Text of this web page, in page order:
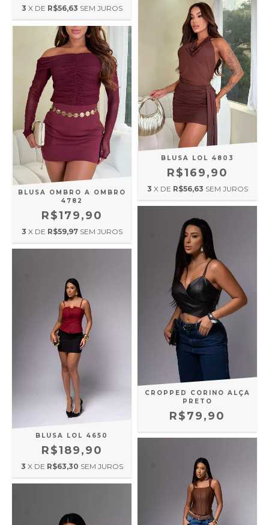
3 X DE R$56,63 SEM JUROS
BLUSA OMBRO A OMBRO
4782
R$179,90
3 X DE R$59,97 SEM JUROS
BLUSA LOL 4803
R$169,90
3 X DE R$56,63 SEM JUROS
BLUSA LOL 4650
R$189,90
3 X DE R$63,30 SEM JUROS
CROPPED CORINO ALÇA
PRETO
R$79,90